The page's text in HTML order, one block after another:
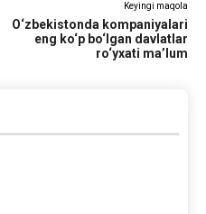
Keyingi maqola
O‘zbekistonda kompaniyalari
eng ko‘p bo‘lgan davlatlar
ro‘yxati ma’lum